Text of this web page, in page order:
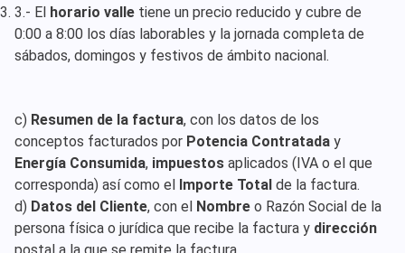
3.- El horario valle tiene un precio reducido y cubre de
0:00 a 8:00 los días laborables y la jornada completa de
sábados, domingos y festivos de ámbito nacional.
c) Resumen de la factura, con los datos de los
conceptos facturados por Potencia Contratada y
Energía Consumida, impuestos aplicados (IVA o el que
corresponda) así como el Importe Total de la factura.
d) Datos del Cliente, con el Nombre o Razón Social de la
persona física o jurídica que recibe la factura y dirección